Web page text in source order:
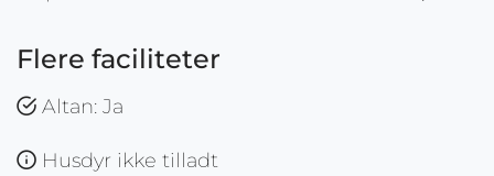
Flere faciliteter
Altan: Ja
Husdyr ikke tilladt